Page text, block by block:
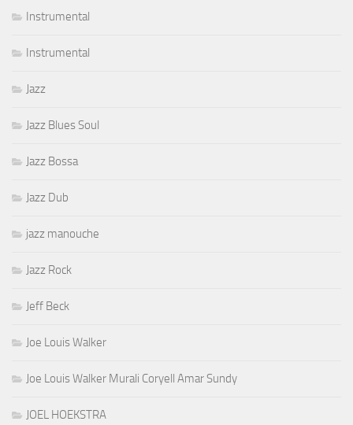
Instrumental
Instrumental
Jazz
Jazz Blues Soul
Jazz Bossa
Jazz Dub
jazz manouche
Jazz Rock
Jeff Beck
Joe Louis Walker
Joe Louis Walker Murali Coryell Amar Sundy
JOEL HOEKSTRA